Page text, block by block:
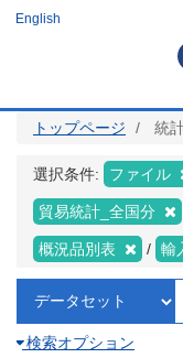
ツ
English
トップページ 統
選択条件: ファイル
貿易統計_全国分
概況品別表 輸
検索オプション